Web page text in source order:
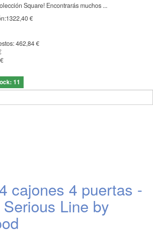
Square! Encontrarás muchos ...
1322,40 €
462,84 €
11
cajones 4 puertas -
Line by